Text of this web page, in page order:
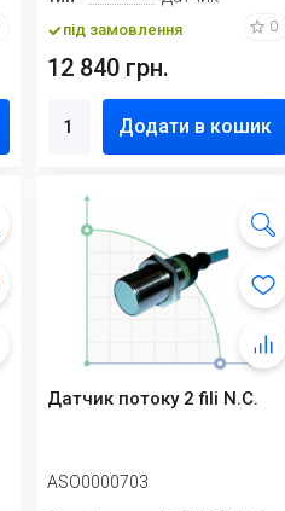
під замовлення 0
12 840 грн.
Додати в кошик
Датчик потоку 2 fili N.C.
ASO0000703